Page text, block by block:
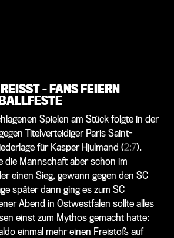
– FANS FEIERN F
Spielen am Stück folgte in der
Titelverteidiger Paris Saint-
für Kasper Hjulmand (2:7).
die Mannschaft aber schon im
einen Sieg, gewann gegen den SC
später dann ging es zum SC
Abend in Ostwestfalen sollte alles
einst zum Mythos gemacht hatte:
einmal mehr einen Freistoß auf